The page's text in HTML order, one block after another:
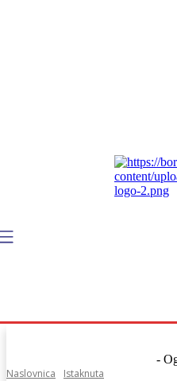
-
Naslovnica
Istaknuta